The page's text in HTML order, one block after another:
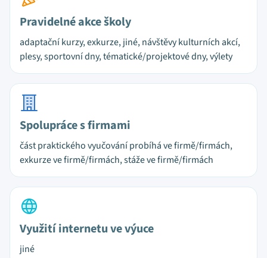
Pravidelné akce školy
adaptační kurzy, exkurze, jiné, návštěvy kulturních akcí,
plesy, sportovní dny, tématické/projektové dny, výlety
Spolupráce s firmami
část praktického vyučování probíhá ve firmě/firmách,
exkurze ve firmě/firmách, stáže ve firmě/firmách
Využití internetu ve výuce
jiné